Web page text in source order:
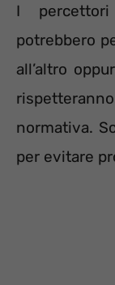
I
potrebbero
all’altro
normativa.
per evitare